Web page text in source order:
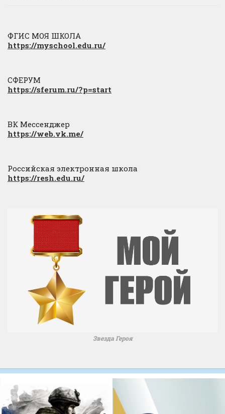
ФГИС МОЯ ШКОЛА
https://myschool.edu.ru/
СФЕРУМ
https://sferum.ru/?p=start
ВК Мессенджер
https://web.vk.me/
Российская электронная школа
https://resh.edu.ru/
Звезда Героя